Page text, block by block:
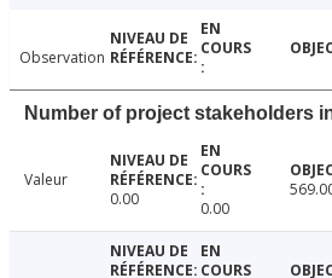
Observation
Number of project stakeholders
Valeur
0.00
0.00